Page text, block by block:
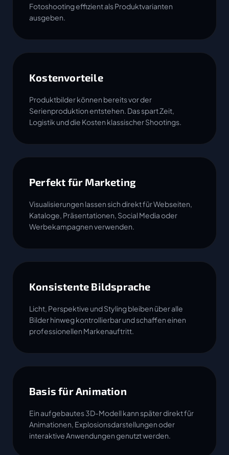
Fotoshooting effizient als Produktvarianten
ausgeben.
Kostenvorteile
Produktbilder können bereits vor der
Serienproduktion entstehen. Das spart Zeit,
Logistik und die Kosten klassischer Shootings.
Perfekt für Marketing
Visualisierungen lassen sich direkt für Webseiten,
Kataloge, Präsentationen, Social Media oder
Werbekampagnen verwenden.
Konsistente Bildsprache
Licht, Perspektive und Styling bleiben über alle
Bilder hinweg kontrollierbar und schaffen einen
professionellen Markenauftritt.
Basis für Animation
Ein aufgebautes 3D-Modell kann später direkt für
Animationen, Explosionsdarstellungen oder
interaktive Anwendungen genutzt werden.